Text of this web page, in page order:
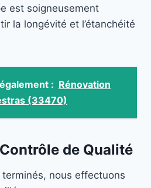
est soigneusement
la longévité et l’étanchéité
: Rénovation
(33470)
de Qualité
terminés, nous effectuons